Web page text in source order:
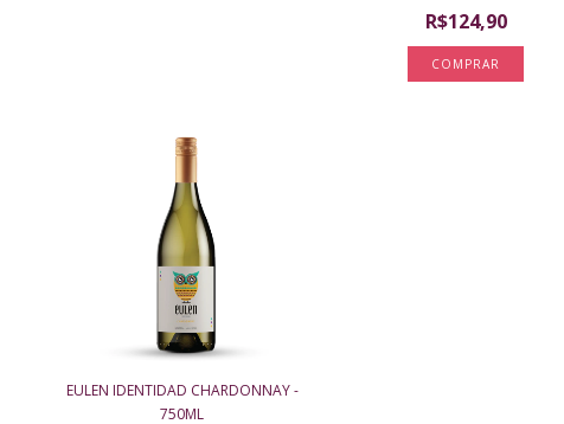
R$124,90
EULEN IDENTIDAD CHARDONNAY -
750ML